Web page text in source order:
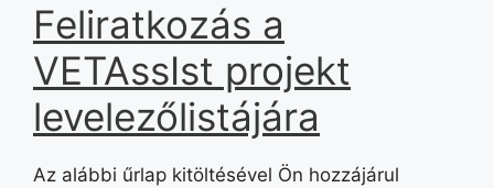
Feliratkozás a
VETAssIst projekt
levelezőlistájára
Az alábbi űrlap kitöltésével Ön hozzájárul